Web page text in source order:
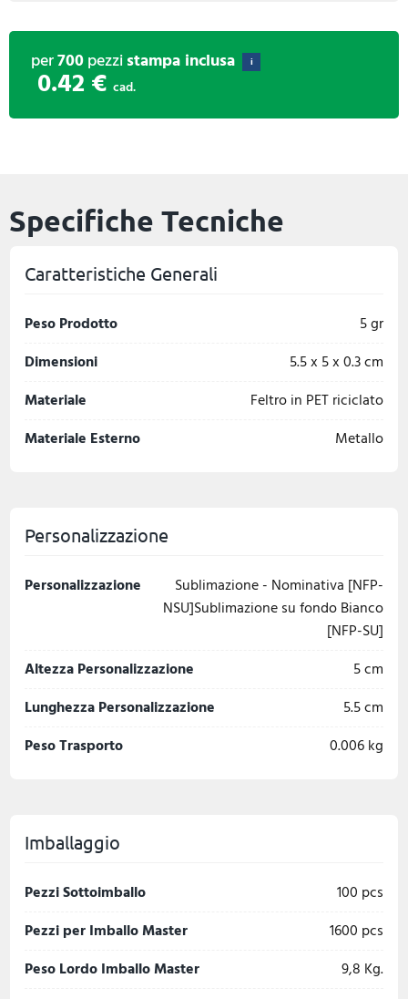
per700pezzistampa inclusa i
0.42 € cad.
Specifiche Tecniche
Caratteristiche Generali
Peso Prodotto
5 gr
Dimensioni
5.5 x 5 x 0.3 cm
Materiale
Feltro in PET riciclato
Materiale Esterno
Metallo
Personalizzazione
Personalizzazione
Sublimazione - Nominativa [NFP-
NSU]Sublimazione su fondo Bianco
[NFP-SU]
Altezza Personalizzazione
5 cm
Lunghezza Personalizzazione
5.5 cm
Peso Trasporto
0.006 kg
Imballaggio
Pezzi Sottoimballo
100 pcs
Pezzi per Imballo Master
1600 pcs
Peso Lordo Imballo Master
9,8 Kg.